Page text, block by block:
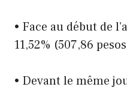
• Face au début de
11,52% (507,86
• Devant le même